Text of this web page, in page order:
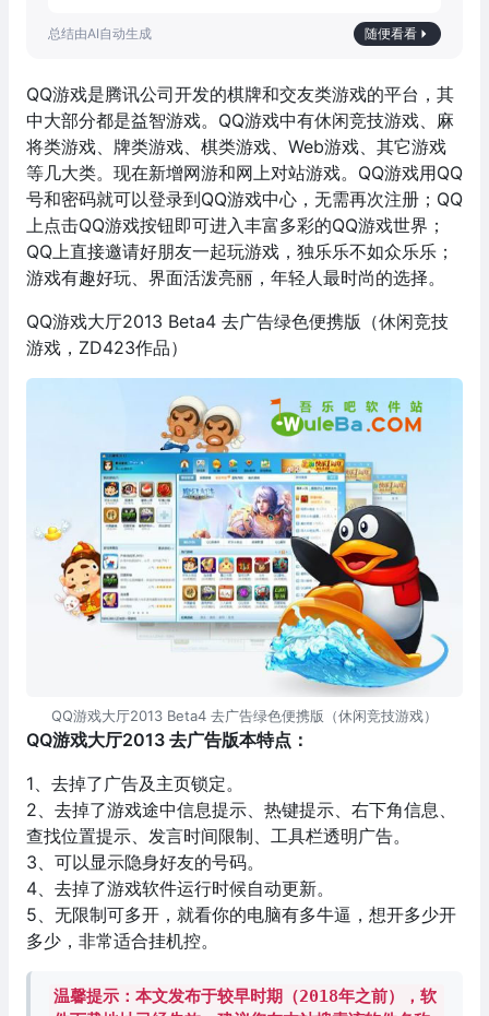
随便看看
QQ游戏是腾讯公司开发的棋牌和交友类游戏的平台，其
中大部分都是益智游戏。QQ游戏中有休闲竞技游戏、麻
将类游戏、牌类游戏、棋类游戏、Web游戏、其它游戏
等几大类。现在新增网游和网上对站游戏。QQ游戏用QQ
号和密码就可以登录到QQ游戏中心，无需再次注册；QQ
上点击QQ游戏按钮即可进入丰富多彩的QQ游戏世界；
QQ上直接邀请好朋友一起玩游戏，独乐乐不如众乐乐；
游戏有趣好玩、界面活泼亮丽，年轻人最时尚的选择。
QQ游戏大厅2013 Beta4 去广告绿色便携版（休闲竞技
游戏，ZD423作品）
QQ游戏大厅2013 Beta4 去广告绿色便携版（休闲竞技游戏）
QQ游戏大厅2013 去广告版本特点：
1、去掉了广告及主页锁定。
2、去掉了游戏途中信息提示、热键提示、右下角信息、
查找位置提示、发言时间限制、工具栏透明广告。
3、可以显示隐身好友的号码。
4、去掉了游戏软件运行时候自动更新。
5、无限制可多开，就看你的电脑有多牛逼，想开多少开
多少，非常适合挂机控。
温馨提示：本文发布于较早时期（2018年之前），软